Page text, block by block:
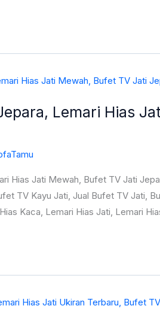
Lemari Hias
Hias Jati Mewah, Bufet TV Jati
TV Kayu Jati, Jual Bufet TV Jati,
Kaca, Lemari Hias Jati, Lemari